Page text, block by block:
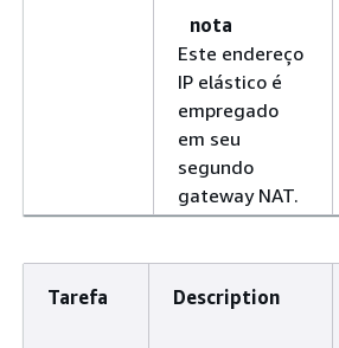
nota
Este endereço
IP elástico é
empregado
em seu
segundo
gateway NAT.
Tarefa Description